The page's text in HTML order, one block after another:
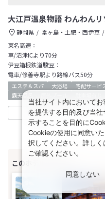
大江戸温泉物語 わんわん
静岡県 堂ヶ島・土肥・西伊豆
東名高速：
車/沼津ICより70分
伊豆箱根鉄道駿豆：
電車/修善寺駅より路線バス50分
エステ＆スパ 大浴場 宅配サービ
露天風呂
日本旅行 収集中
当社サイト内において
を提供する目的及び当
示することを目的に
Cookieの使用に同意い
択してください。詳しく
ご確認ください。
同意しない